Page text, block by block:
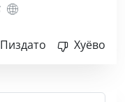
Пиздато Хуёво